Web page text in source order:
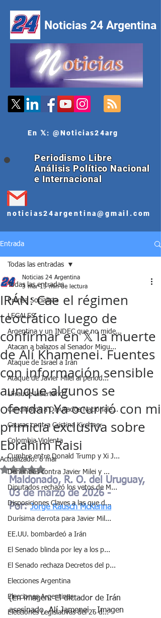
Noticias 24 Argentina
En 𝕏: @Noticias24arg
Periodismo Libre
Análisis Político Nacional
e Internacional
noticias24argentina@gmail.com
Entrada
Todas las entradas
Prensa Socialista
LEGALES
Argentina y un INDEC que no mide...
Atacan a balazos al Senador Migu...
Ataque de Israel a Irán
Ataque de Javier Milei al period...
¿Fraude Libertario?
Candidatos a Diputados Nacionale...
Causas contra Cristina Kirchner
Colombia Violenta
Cumbre entre Donald Trump y Xi J...
Denuncias contra Javier Milei y ...
Diputados rechazó los vetos de M...
Disposiciones Claves a las que d...
Durísima derrota para Javier Mil...
EE.UU. bombardeó a Irán
El Senado blinda por ley a los p...
El Senado rechaza Decretos del p...
Elecciones Argentina
Elecciones Argentinas
Elecciones Legislativas del 26 d...
Todas las entradas
IRÁN: Cae el régimen
teocrático luego de
confirmar en 𝕏 la muerte
de Alí Khamenei. Fuentes
con información sensible
aunque algunos se
ofendan.Ya ocurrió con mi
primicia exclusiva sobre
Ebrahim Raisi
Noticias 24 Argentina
3 mar 13 min de lectura
Actualizado:6 mar
Obtuvo NaN de 5 estrellas.
Maldonado, R. O. del Uruguay,
03 de marzo de 2026 -
Por: Jorge Rausch McKenna
(En imagen: El dictador de Irán
asesinado, Alí Jamenei - Imagen